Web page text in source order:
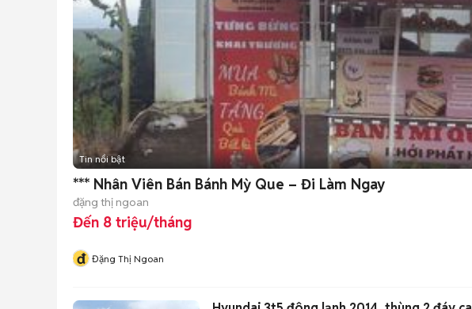
Tin nổi bật
*** Nhân Viên Bán Bánh Mỳ Que – Đi Làm Ngay
đặng thị ngoan
Đến 8 triệu/tháng
đ Đặng Thị Ngoan